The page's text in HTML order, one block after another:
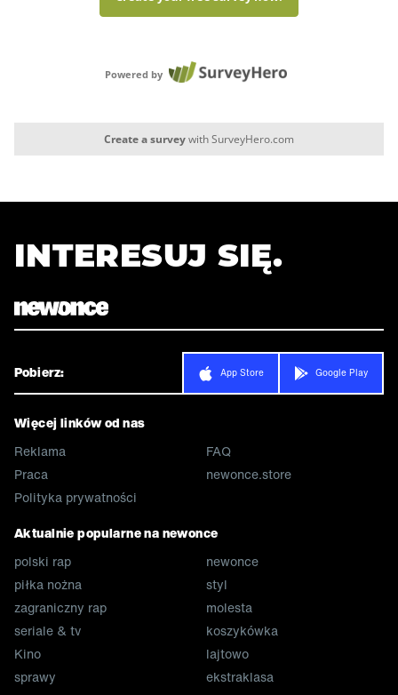
INTERESUJ SIĘ.
Pobierz: App Store Google Play
Więcej linków od nas
Reklama
Praca
Polityka prywatności
FAQ
newonce.store
Aktualnie popularne na newonce
polski rap
piłka nożna
zagraniczny rap
seriale & tv
Kino
sprawy
newonce
styl
molesta
koszykówka
lajtowo
ekstraklasa